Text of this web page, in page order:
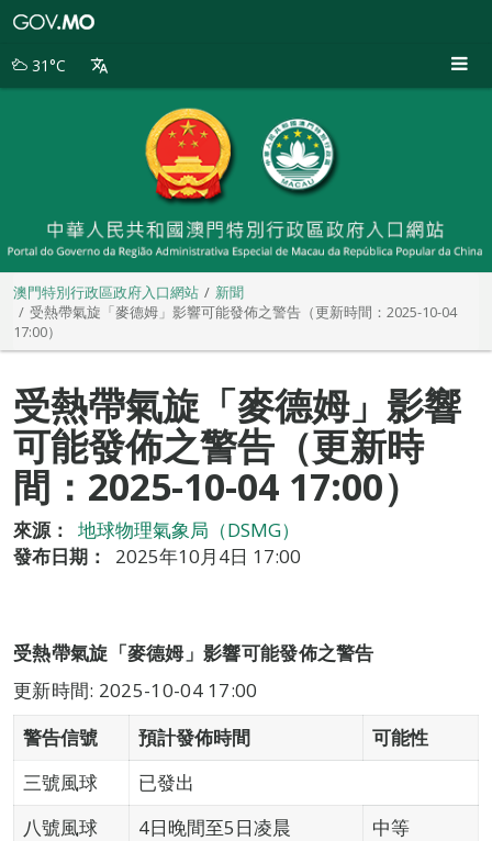
別
31°C
澳門特別行政區政府入口網站
新聞
受熱帶氣旋「麥德姆」影響可能發佈之警告（更新時間：2025-10-04
17:00）
受熱帶氣旋「麥德姆」影響
可能發佈之警告（更新時
間：2025-10-04 17:00）
來源：
地球物理氣象局（DSMG）
發布日期：
2025年10月4日 17:00
受熱帶氣旋「麥德姆」影響可能發佈之警告
更新時間: 2025-10-04 17:00
警告信號
預計發佈時間
可能性
三號風球
已發出
八號風球
4日晚間至5日凌晨
中等